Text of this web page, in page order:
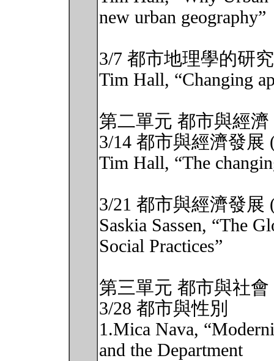
new urban geography”
3/7 都市地理學的研
Tim Hall, “Changing
第二單元 都市與經濟
3/14 都市與經濟發展
Tim Hall, “The
3/21 都市與經濟發展
Saskia Sassen, “The
Social Practices”
第三單元 都市與社會
3/28 都市與性別
1.Mica Nava,
and the Department